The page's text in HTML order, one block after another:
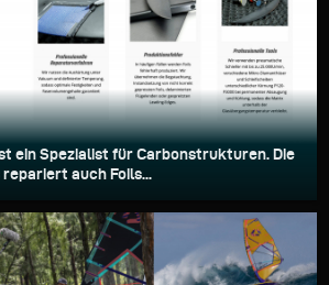
ein Spezialist für Carbonstrukturen. Die
auch Foils...